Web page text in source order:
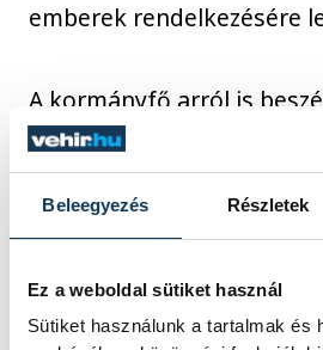
Beleegyezés Részletek
Ez a weboldal sütiket használ
Sütiket használunk a tartalmak és
emberek rendelkezésére
A kormányfő arról is
Magyarországon az oltás
folyamatosan nő, és az
dolgozók, valamint a
lakók beoltása után
feletti, krónikus
több mint 1,7 millió